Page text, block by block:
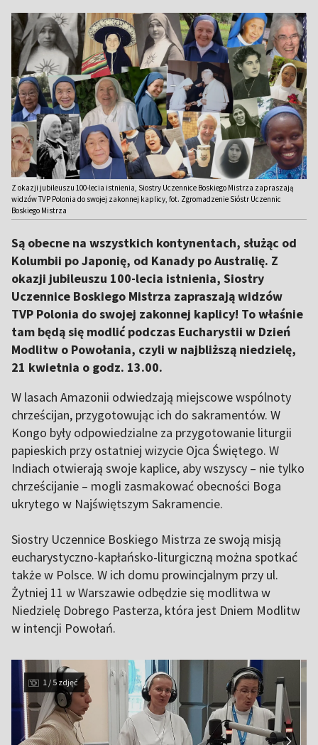
Z okazji jubileuszu 100-lecia istnienia, Siostry Uczennice Boskiego Mistrza zapraszają
widzów TVP Polonia do swojej zakonnej kaplicy, fot. Zgromadzenie Sióstr Uczennic
Boskiego Mistrza
Są obecne na wszystkich kontynentach, służąc od
Kolumbii po Japonię, od Kanady po Australię. Z
okazji jubileuszu 100-lecia istnienia, Siostry
Uczennice Boskiego Mistrza zapraszają widzów
TVP Polonia do swojej zakonnej kaplicy! To właśnie
tam będą się modlić podczas Eucharystii w Dzień
Modlitw o Powołania, czyli w najbliższą niedzielę,
21 kwietnia o godz. 13.00.
W lasach Amazonii odwiedzają miejscowe wspólnoty
chrześcijan, przygotowując ich do sakramentów. W
Kongo były odpowiedzialne za przygotowanie liturgii
papieskich przy ostatniej wizycie Ojca Świętego. W
Indiach otwierają swoje kaplice, aby wszyscy – nie tylko
chrześcijanie – mogli zasmakować obecności Boga
ukrytego w Najświętszym Sakramencie.
Siostry Uczennice Boskiego Mistrza ze swoją misją
eucharystyczno-kapłańsko-liturgiczną można spotkać
także w Polsce. W ich domu prowincjalnym przy ul.
Żytniej 11 w Warszawie odbędzie się modlitwa w
Niedzielę Dobrego Pasterza, która jest Dniem Modlitw
w intencji Powołań.
1 / 5 zdjęć